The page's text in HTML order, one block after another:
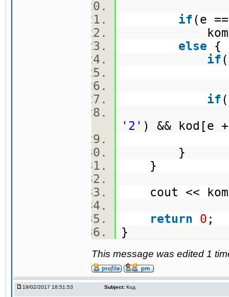
if(e
else
if
if
'2' ) && kod[e
}
}
cout <<
return
0 ;
}
This message was edited 1
19/02/2017 18:51:53 Subject: Код